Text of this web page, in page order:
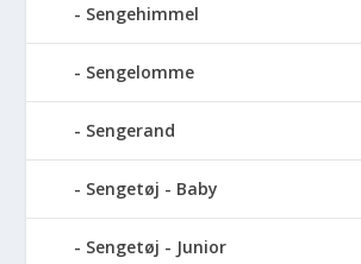
Sengehimmel
Sengelomme
Sengerand
Sengetøj - Baby
Sengetøj - Junior